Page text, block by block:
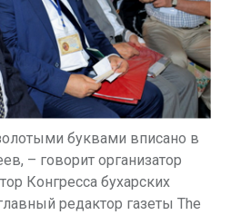
буквами вписано в
– говорит организатор
Конгресса бухарских
редактор газеты The